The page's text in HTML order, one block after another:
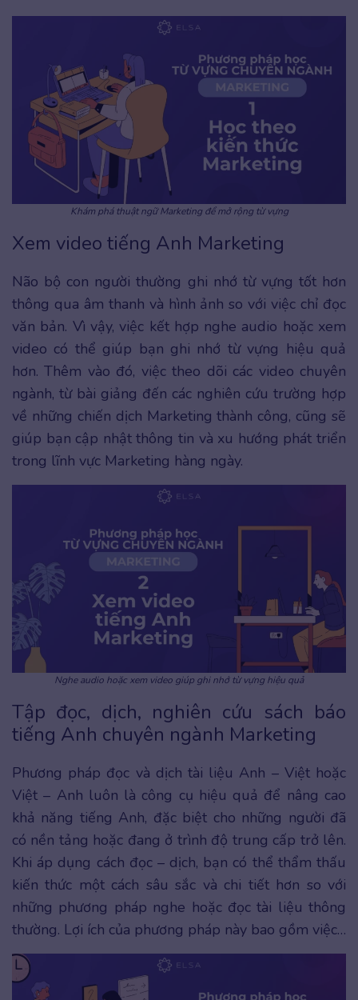
Khám phá thuật ngữ Marketing để mở rộng từ vựng
Xem video tiếng Anh Marketing
Não bộ con người thường ghi nhớ từ vựng tốt hơn
thông qua âm thanh và hình ảnh so với việc chỉ đọc
văn bản. Vì vậy, việc kết hợp nghe audio hoặc xem
video có thể giúp bạn ghi nhớ từ vựng hiệu quả
hơn. Thêm vào đó, việc theo dõi các video chuyên
ngành, từ bài giảng đến các nghiên cứu trường hợp
về những chiến dịch Marketing thành công, cũng sẽ
giúp bạn cập nhật thông tin và xu hướng phát triển
trong lĩnh vực Marketing hàng ngày.
Nghe audio hoặc xem video giúp ghi nhớ từ vựng hiệu quả
Tập đọc, dịch, nghiên cứu sách báo
tiếng Anh chuyên ngành Marketing
Phương pháp đọc và dịch tài liệu Anh – Việt hoặc
Việt – Anh luôn là công cụ hiệu quả để nâng cao
khả năng tiếng Anh, đặc biệt cho những người đã
có nền tảng hoặc đang ở trình độ trung cấp trở lên.
Khi áp dụng cách đọc – dịch, bạn có thể thẩm thấu
kiến thức một cách sâu sắc và chi tiết hơn so với
những phương pháp nghe hoặc đọc tài liệu thông
thường. Lợi ích của phương pháp này bao gồm việc…